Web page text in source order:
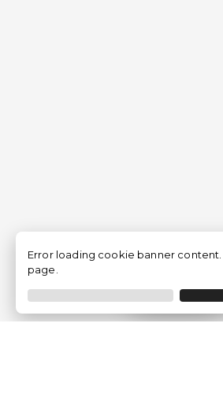
Filtrer
Error loading cookie banner
page.